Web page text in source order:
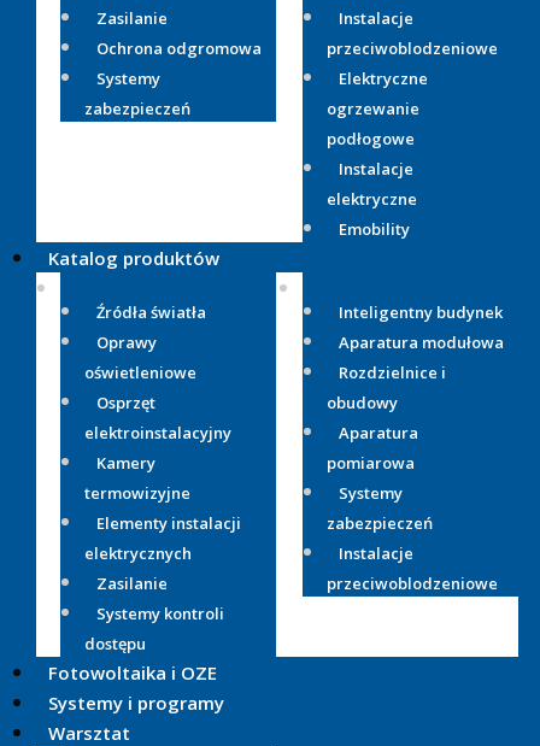
Zasilanie
Ochrona odgromowa
Systemy
zabezpieczeń
Instalacje
przeciwoblodzeniowe
Elektryczne
ogrzewanie
podłogowe
Instalacje
elektryczne
Emobility
Katalog produktów
Źródła światła
Oprawy
oświetleniowe
Osprzęt
elektroinstalacyjny
Kamery
termowizyjne
Elementy instalacji
elektrycznych
Zasilanie
Systemy kontroli
dostępu
Inteligentny budynek
Aparatura modułowa
Rozdzielnice i
obudowy
Aparatura
pomiarowa
Systemy
zabezpieczeń
Instalacje
przeciwoblodzeniowe
Fotowoltaika i OZE
Systemy i programy
Warsztat